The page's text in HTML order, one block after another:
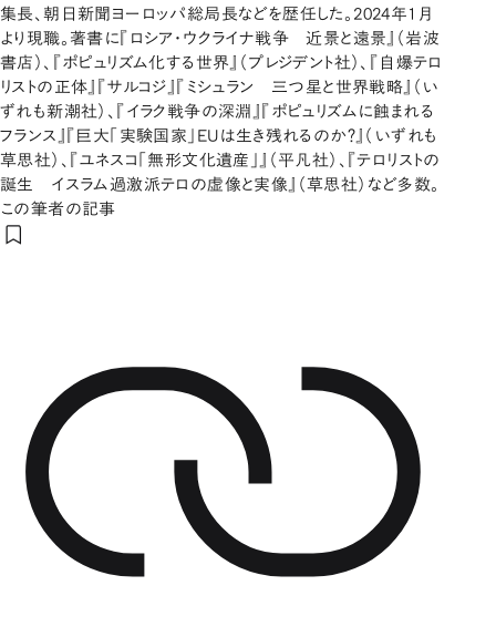
集長、朝日新聞ヨーロッパ総局長などを歴任した。2024年1月
より現職。著書に『ロシア・ウクライナ戦争 近景と遠景』（岩波
書店）、『ポピュリズム化する世界』（プレジデント社）、『自爆テロ
リストの正体』『サルコジ』『ミシュラン 三つ星と世界戦略』（い
ずれも新潮社）、『イラク戦争の深淵』『ポピュリズムに蝕まれる
フランス』『巨大「実験国家」EUは生き残れるのか？』（いずれも
草思社）、『ユネスコ「無形文化遺産」』（平凡社）、『テロリストの
誕生 イスラム過激派テロの虚像と実像』（草思社）など多数。
この筆者の記事